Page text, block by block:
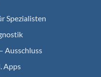
Spezialisten
Ausschluss
Apps